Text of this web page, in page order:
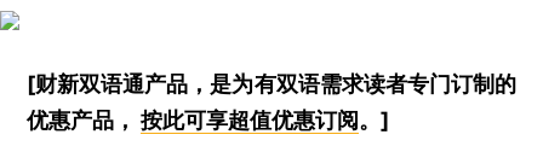
[财新双语通产品，是为有双语需求读者专门订制的
优惠产品，按此可享超值优惠订阅。]